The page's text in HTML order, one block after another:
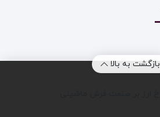
بازگشت به بالا